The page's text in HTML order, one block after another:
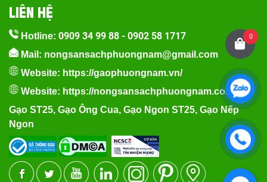
LIÊN HỆ
Hotline: 0909 34 99 88 - 0902 58 1717
Mail: nongsansachphuongnam@gmail.com
Website: https://gaophuongnam.vn/
Website: https://nongsansachphuongnam.com
Gạo ST25, Gạo Ông Cua, Gạo Ngon ST25, Gạo Nếp
Ngon
0